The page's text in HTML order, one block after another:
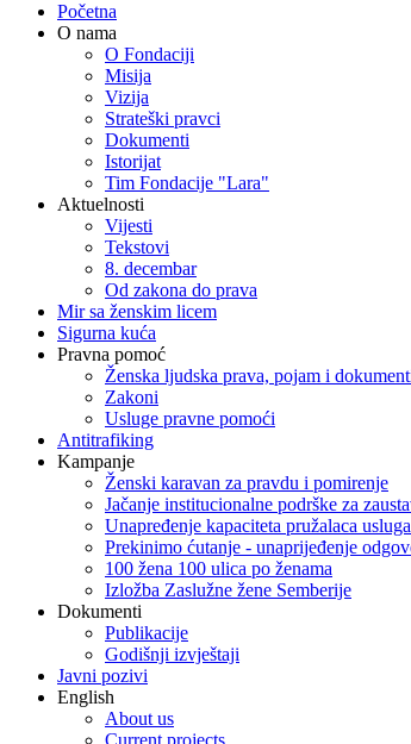
Početna
O nama
O Fondaciji
Misija
Vizija
Strateški pravci
Dokumenti
Istorijat
Tim Fondacije "Lara"
Aktuelnosti
Vijesti
Tekstovi
8. decembar
Od zakona do prava
Mir sa ženskim licem
Sigurna kuća
Pravna pomoć
Ženska ljudska prava, pojam i
Zakoni
Usluge pravne pomoći
Antitrafiking
Kampanje
Ženski karavan za pravdu i pomirenje
Jačanje institucionalne podrške za
Unapređenje kapaciteta pružalaca
Prekinimo ćutanje - unaprijeđenje
100 žena 100 ulica po ženama
Izložba Zaslužne žene Semberije
Dokumenti
Publikacije
Godišnji izvještaji
Javni pozivi
English
About us
Current projects